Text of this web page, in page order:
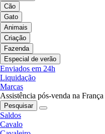
Cão
Gato
Animais
Criação
Fazenda
Especial de verão
Enviados em 24h
Liquidação
Marcas
Assistência pós-venda na França
Pesquisar
Saldos
Cavalo